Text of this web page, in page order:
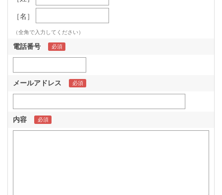
［名］
（全角で入力してください）
電話番号
メールアドレス
内容